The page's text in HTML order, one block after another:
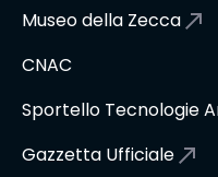
Museo della Zecca
CNAC
Sportello Tecnologie
Gazzetta Ufficiale